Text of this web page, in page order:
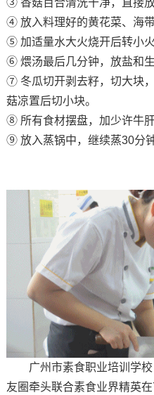
③ 香菇百合清洗干净，直接放
④ 放入料理好的黄花菜、海带
⑤ 加适量水大火烧开后转小火
⑥ 煨汤最后几分钟，放盐和
⑦ 冬瓜切开剥去籽，切大块
菇凉置后切小块。
⑧ 所有食材摆盘，加少许牛肝
⑨ 放入蒸锅中，继续蒸30分
广州市素食职业培训学
友圈牵头联合素食业界精英